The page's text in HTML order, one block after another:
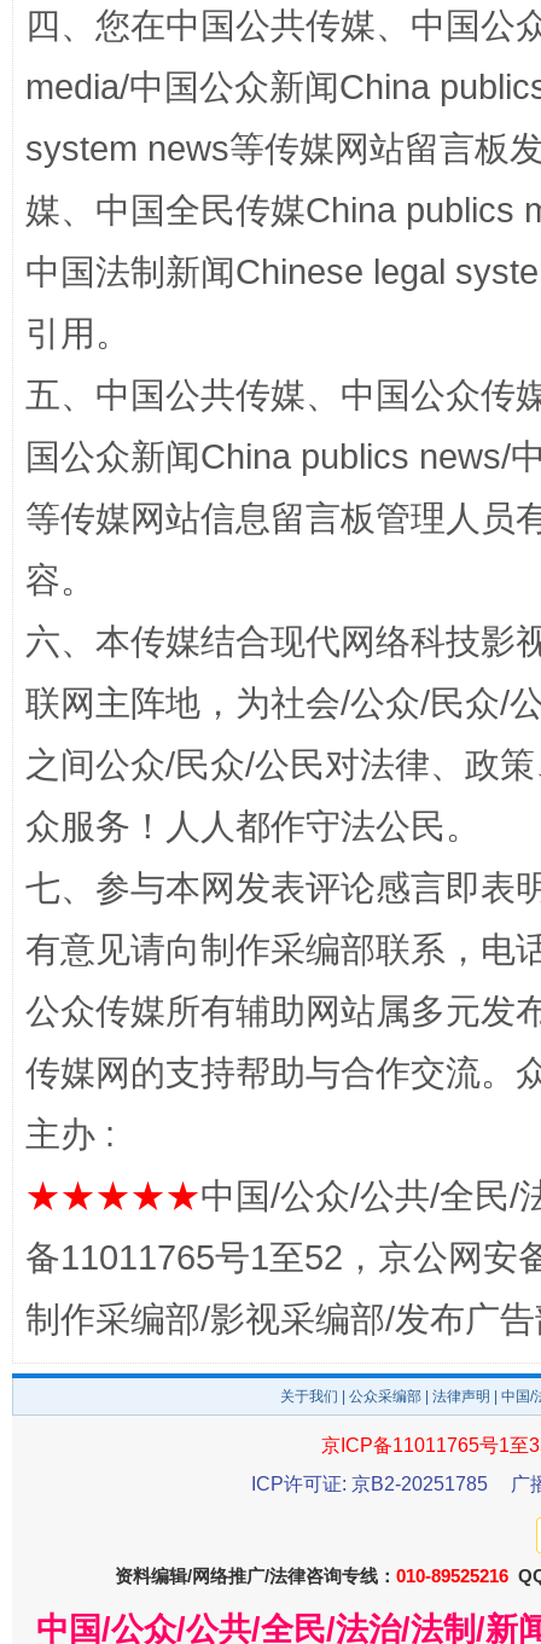
国家大学科技园优化重塑工作
“蜀中异人”王建安的艺术幻境
四、您在中国公共传媒、中国公
media/中国公众新闻China
system news等传媒网站留言板
媒、中国全民传媒China publics
中国法制新闻Chinese legal
引用。
五、中国公共传媒、中国公众传
国公众新闻China publics news/
等传媒网站信息留言板管理人员
容。
六、本传媒结合现代网络科技影
联网主阵地，为社会/公众/民众/
之间公众/民众/公民对法律、政
众服务！人人都作守法公民。
七、参与本网发表评论感言即表
有意见请向制作采编部联系，电
公众传媒所有辅助网站属多元发
传媒网的支持帮助与合作交流。
主办 :
★★★★★中国/公众/公共/全民/
备11011765号1至52，京公网安
制作采编部/影视采编部/发布广
关于我们 公众采编部 法律声明 | 中国
京ICP备11011765号1至
ICP许可证: 京B2-20251785
广
资料编辑/网络推广/法律咨询专线： 010-89525216
中国/公众/公共/全民/法治/法制/新